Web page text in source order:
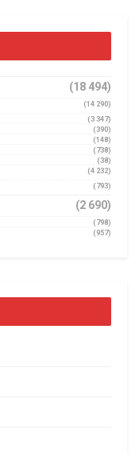
(18 494)
(14 290)
(3 347)
(390)
(148)
(738)
(38)
(4 232)
(793)
(2 690)
(798)
(957)